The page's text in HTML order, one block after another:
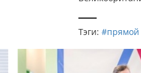
Тэги: #прямой